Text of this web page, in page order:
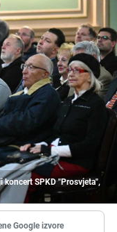
koncert SPKD "Prosvjeta",
Google izvore